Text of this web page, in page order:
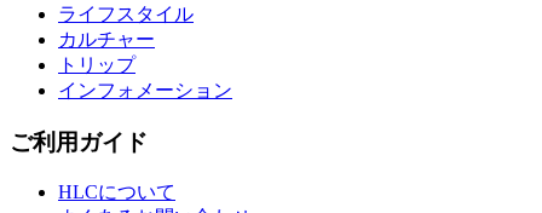
ライフスタイル
カルチャー
トリップ
インフォメーション
ご利用ガイド
HLCについて